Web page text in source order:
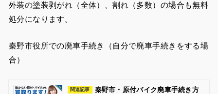
外装の塗装剥がれ（全体）、割れ（多数）の場合も無料
処分になります。
秦野市役所での廃車手続き（自分で廃車手続きをする場
合）
関連記事
秦野市・原付バイク廃車手続き方